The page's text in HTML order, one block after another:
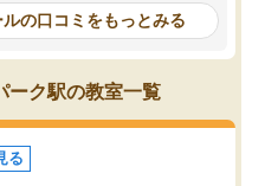
なコー
チベー
らされ
強」へ
の合
の仕方をコーチングして
ルなので、家での学習習
身につきました。結果と
た英語の偏差値が10以上
していた公立高校に無事
た。自分から学ぶ姿勢を
の口コミをもっとみる
ーク駅の教室一覧
る